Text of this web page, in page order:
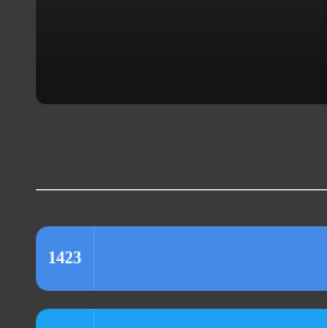
1423